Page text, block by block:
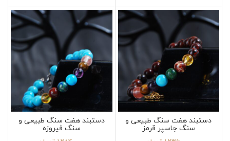
دستبند هفت سنگ طبیعی و
سنگ جاسپر قرمز
دستبند هفت سنگ طبیعی و
سنگ فیروزه